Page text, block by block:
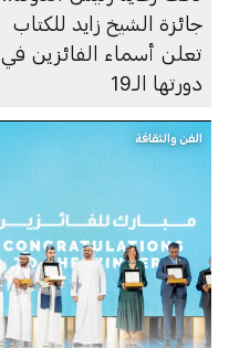
جائزة الشيخ زايد للكتاب
تعلن أسماء الفائزين في
دورتها الـ19
الفن والثقافة